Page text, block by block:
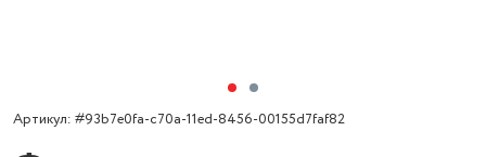
Артикул: #93b7e0fa-c70a-11ed-8456-00155d7faf82